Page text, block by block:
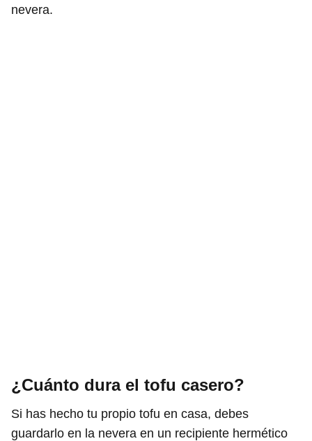
nevera.
¿Cuánto dura el tofu casero?
Si has hecho tu propio tofu en casa, debes
guardarlo en la nevera en un recipiente hermético